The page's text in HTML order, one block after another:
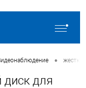
•
диск для